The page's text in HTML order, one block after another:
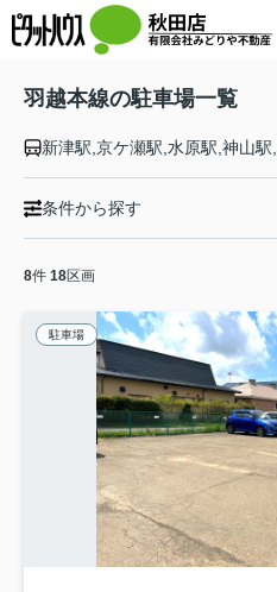
羽越本線の駐車場一覧
条件から探す
8件 18区画
駐車場